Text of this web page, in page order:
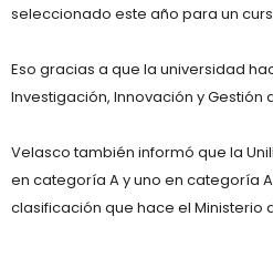
seleccionado este año para un
Eso gracias a que la universidad
Investigación, Innovación y Gestión
Velasco también informó que la
en categoría A y uno en categoría
clasificación que hace el Ministerio